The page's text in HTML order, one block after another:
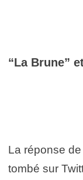
“La Brune”
La réponse
tombé sur